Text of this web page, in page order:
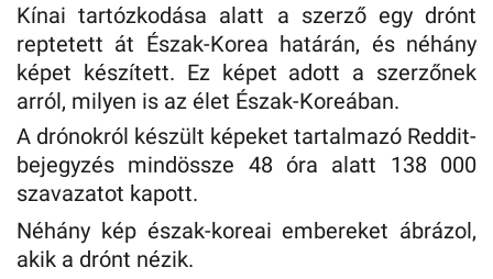
Kínai tartózkodása alatt a szerző egy drónt
reptetett át Észak-Korea határán, és néhány
képet készített. Ez képet adott a szerzőnek
arról, milyen is az élet Észak-Koreában.
A drónokról készült képeket tartalmazó Reddit-
bejegyzés mindössze 48 óra alatt 138 000
szavazatot kapott.
Néhány kép észak-koreai embereket ábrázol,
akik a drónt nézik.